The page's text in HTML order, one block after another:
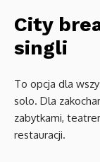
City
singli
To opcja dla
solo. Dla
zabytkami,
restauracji.